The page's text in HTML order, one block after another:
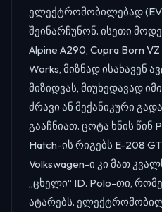
ელექტრომობილებად
შეინარჩუნონ. ისეთი
Alpine A290, Cupra Born
Works, მიზნად ისახავენ
მიზიდვას, მიუხედავად
ძრავი ან მექანიკური
გააჩნიათ. ცოტა ხნის
Hatch-ის რიგებს E-208
Volkswagen-ი კი მათ
„ცხელი“ ID. Polo-თი,
ატარებს.